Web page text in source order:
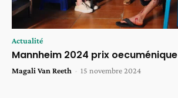
Actualité
Mannheim 2024 prix oecuménique
Magali Van Reeth - 15 novembre 2024